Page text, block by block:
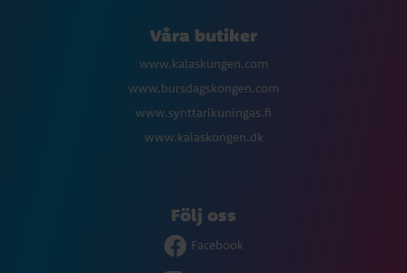
Våra butiker
www.kalaskungen.com
www.bursdagskongen.com
www.synttarikuningas.fi
www.kalaskongen.dk
Följ oss
Facebook